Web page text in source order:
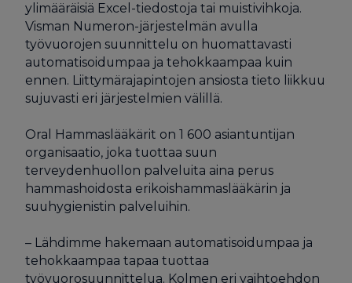
ylimääräisiä Excel-tiedostoja tai muistivihkoja.
Visman Numeron-järjestelmän avulla
työvuorojen suunnittelu on huomattavasti
automatisoidumpaa ja tehokkaampaa kuin
ennen. Liittymärajapintojen ansiosta tieto liikkuu
sujuvasti eri järjestelmien välillä.
Oral Hammaslääkärit on 1 600 asiantuntijan
organisaatio, joka tuottaa suun
terveydenhuollon palveluita aina perus
hammashoidosta erikoishammaslääkärin ja
suuhygienistin palveluihin.
– Lähdimme hakemaan automatisoidumpaa ja
tehokkaampaa tapaa tuottaa
työvuorosuunnittelua. Kolmen eri vaihtoehdon